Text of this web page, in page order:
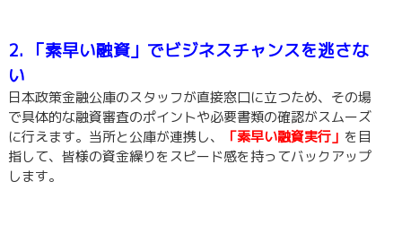
2. 「素早い融資」でビジネスチャンスを逃さな
い
日本政策金融公庫のスタッフが直接窓口に立つため、その場
で具体的な融資審査のポイントや必要書類の確認がスムーズ
に行えます。当所と公庫が連携し、
「素早い融資実行」 を目
指して、皆様の資金繰りをスピード感を持ってバックアップ
します。